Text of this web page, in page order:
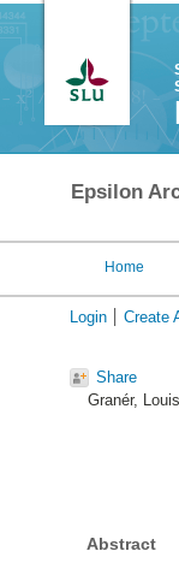
Epsilon
Home
Login Create
Share
Granér,
Abstract